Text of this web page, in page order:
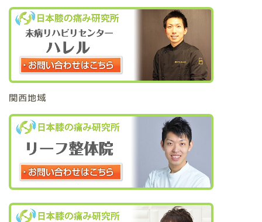
関西地域